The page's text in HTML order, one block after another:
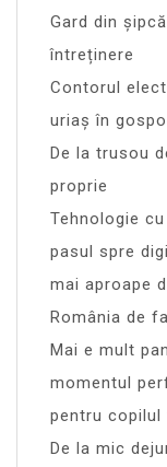
Gard din
întreținere
Contorul
uriaș în
De la trusou
proprie
Tehnologie
pasul spre
mai aproape
România de
Mai e mult
momentul
pentru copilul
De la mic